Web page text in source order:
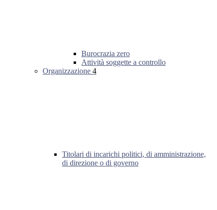
Burocrazia zero
Attività soggette a controllo
Organizzazione 4
Titolari di incarichi politici, di amministrazione,
di direzione o di governo